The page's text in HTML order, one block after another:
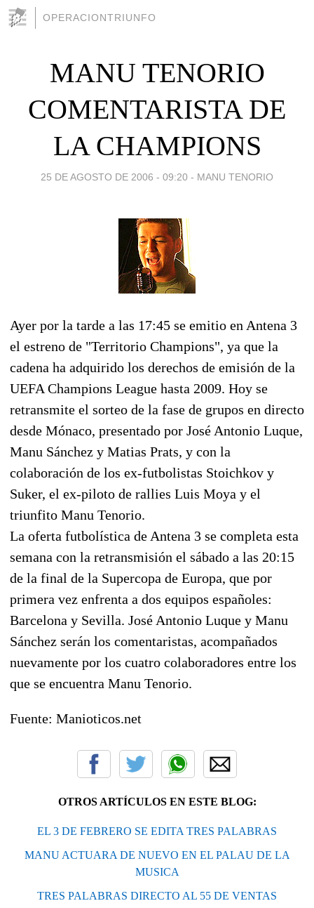
OPERACIONTRIUNFO
MANU TENORIO
COMENTARISTA DE
LA CHAMPIONS
25 DE AGOSTO DE 2006 - 09:20 - MANU TENORIO
Ayer por la tarde a las 17:45 se emitio en Antena 3
el estreno de "Territorio Champions", ya que la
cadena ha adquirido los derechos de emisión de la
UEFA Champions League hasta 2009. Hoy se
retransmite el sorteo de la fase de grupos en directo
desde Mónaco, presentado por José Antonio Luque,
Manu Sánchez y Matias Prats, y con la
colaboración de los ex-futbolistas Stoichkov y
Suker, el ex-piloto de rallies Luis Moya y el
triunfito Manu Tenorio.
La oferta futbolística de Antena 3 se completa esta
semana con la retransmisión el sábado a las 20:15
de la final de la Supercopa de Europa, que por
primera vez enfrenta a dos equipos españoles:
Barcelona y Sevilla. José Antonio Luque y Manu
Sánchez serán los comentaristas, acompañados
nuevamente por los cuatro colaboradores entre los
que se encuentra Manu Tenorio.
Fuente: Manioticos.net
OTROS ARTÍCULOS EN ESTE BLOG:
EL 3 DE FEBRERO SE EDITA TRES PALABRAS
MANU ACTUARA DE NUEVO EN EL PALAU DE LA
MUSICA
TRES PALABRAS DIRECTO AL 55 DE VENTAS